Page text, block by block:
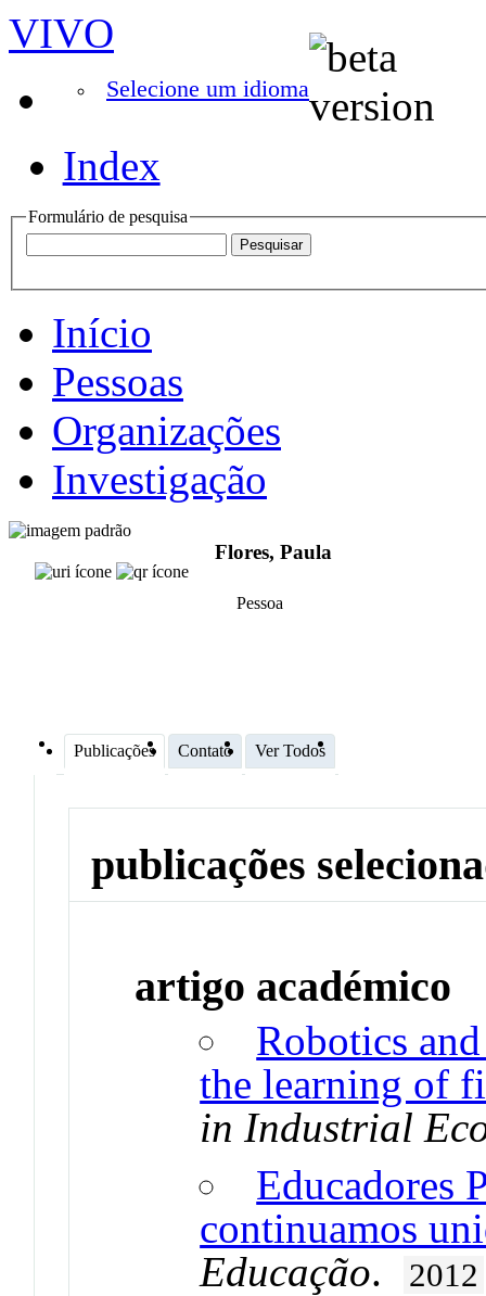
VIVO
Selecione um idioma
Index
Formulário de pesquisa
Início
Pessoas
Organizações
Investigação
Flores, Paula
Pessoa
Publicações Contato Ver Todos
publicações
artigo académico
Robotics
the learning of
in Industrial
Educadores
continuamos
Educação. 2012